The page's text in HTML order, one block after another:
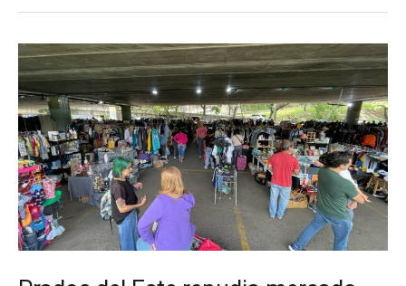
con
llamado
a
defender
Baruta